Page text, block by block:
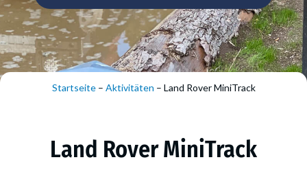
Startseite– Aktivitäten – Land Rover MiniTrack
Land Rover MiniTrack